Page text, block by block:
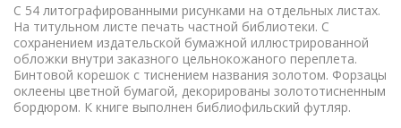
С 54 литографированными рисунками на отдельных листах.
На титульном листе печать частной библиотеки. С
сохранением издательской бумажной иллюстрированной
обложки внутри заказного цельнокожаного переплета.
Бинтовой корешок с тиснением названия золотом. Форзацы
оклеены цветной бумагой, декорированы золототисненным
бордюром. К книге выполнен библиофильский футляр.